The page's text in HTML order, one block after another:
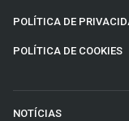
POLÍTICA DE
POLÍTICA DE COOKIES
NOTÍCIAS